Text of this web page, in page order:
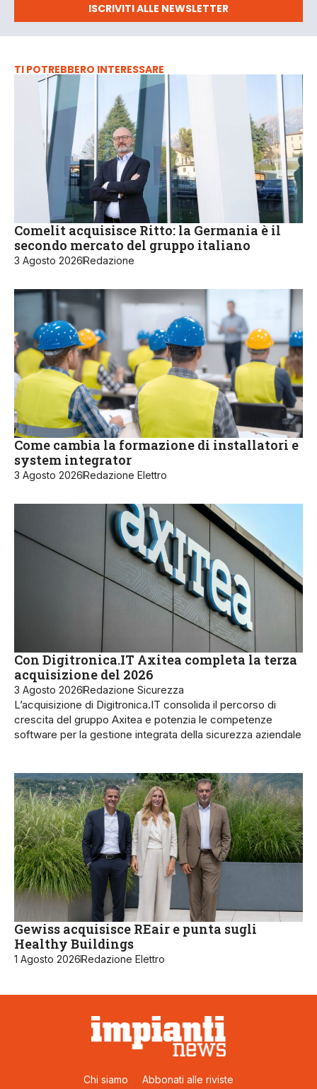
ISCRIVITI ALLE NEWSLETTER
TI POTREBBERO INTERESSARE
Comelit acquisisce Ritto: la Germania è il
secondo mercato del gruppo italiano
3 Agosto 2026Redazione
Come cambia la formazione di installatori e
system integrator
3 Agosto 2026Redazione Elettro
Con Digitronica.IT Axitea completa la terza
acquisizione del 2026
3 Agosto 2026Redazione Sicurezza
L’acquisizione di Digitronica.IT consolida il percorso di
crescita del gruppo Axitea e potenzia le competenze
software per la gestione integrata della sicurezza aziendale
Gewiss acquisisce REair e punta sugli
Healthy Buildings
1 Agosto 2026Redazione Elettro
Chi siamo Abbonati alle riviste